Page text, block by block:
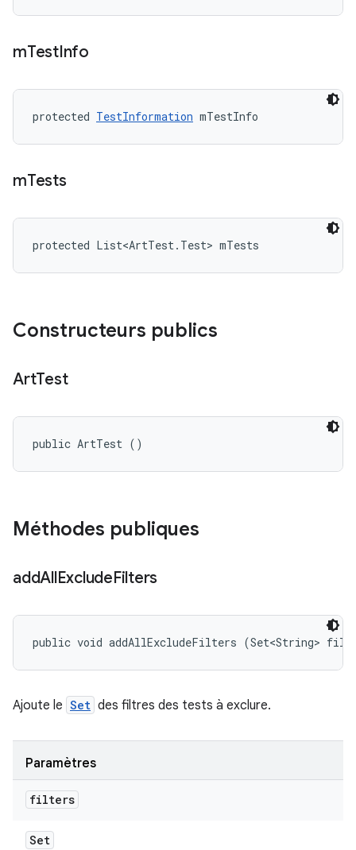
mTestInfo
protected TestInformation mTestInfo
mTests
protected List<ArtTest.Test> mTests
Constructeurs publics
ArtTest
public ArtTest ()
Méthodes publiques
addAllExcludeFilters
public void addAllExcludeFilters (Set<String>
Ajoute le Set des filtres des tests à exclure.
Paramètres
filters
Set